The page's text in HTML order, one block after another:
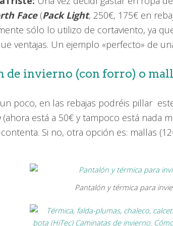
Face(Pack Light, 250€, 175€ en
sólo lo utilizo de cortaviento, ya
ventajas. Un ejemplo «perfecto» de
de invierno (con forro) o
un poco, en las rebajas podréis pillar
(ahora está a 50€ y tampoco está nada
Si no, otra opción es: mallas
Pantalón y térmica para